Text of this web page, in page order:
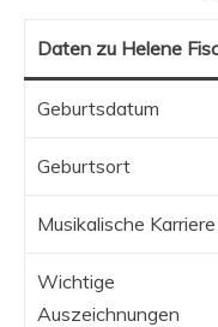
Daten zu Helene
Geburtsdatum
Geburtsort
Musikalische
Wichtige
Auszeichnungen